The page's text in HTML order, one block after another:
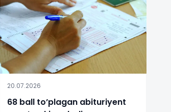
20.07.2026
68 ball to’plagan abituriyent